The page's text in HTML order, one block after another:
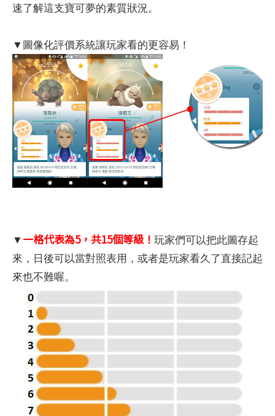
速了解這支寶可夢的素質狀況。
▼圖像化評價系統讓玩家看的更容易！
▼一格代表為5，共15個等級！ 玩家們可以把此圖存起
來，日後可以當對照表用，或者是玩家看久了直接記起
來也不難喔。